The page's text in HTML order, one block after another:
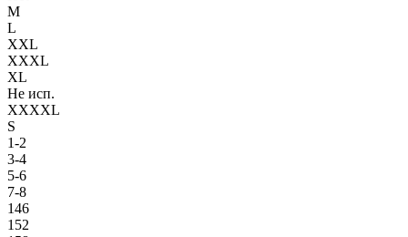
M
L
XXL
XXXL
XL
Не исп.
XXXXL
S
1-2
3-4
5-6
7-8
146
152